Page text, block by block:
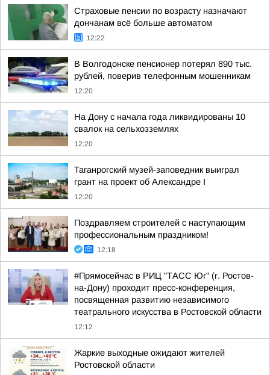
Страховые пенсии по возрасту назначают
дончанам всё больше автоматом
12:22
В Волгодонске пенсионер потерял 890 тыс.
рублей, поверив телефонным мошенникам
12:20
На Дону с начала года ликвидированы 10
свалок на сельхозземлях
12:20
Таганрогский музей-заповедник выиграл
грант на проект об Александре I
12:20
Поздравляем строителей с наступающим
профессиональным праздником!
12:18
#Прямосейчас в РИЦ "ТАСС Юг" (г. Ростов-
на-Дону) проходит пресс-конференция,
посвященная развитию независимого
театрального искусства в Ростовской области
12:12
Жаркие выходные ожидают жителей
Ростовской области